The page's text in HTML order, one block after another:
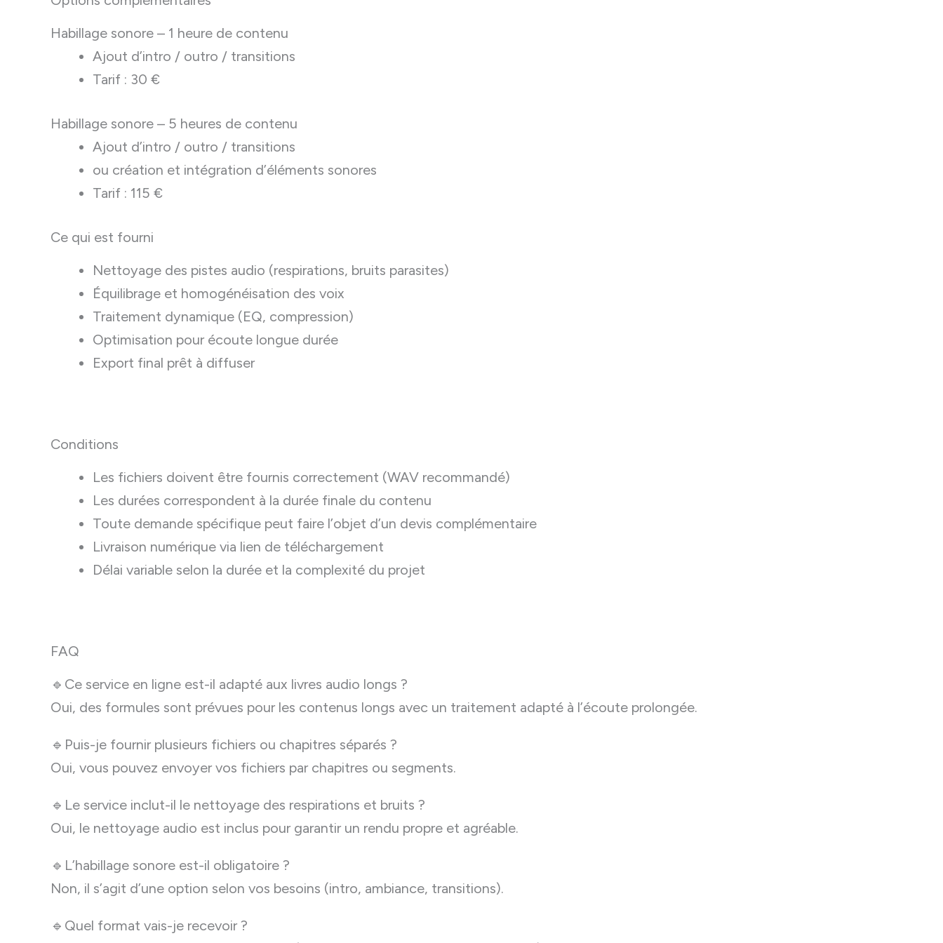
Habillage sonore – 1 heure de contenu
Ajout d’intro / outro / transitions
Tarif : 30 €
Habillage sonore – 5 heures de contenu
Ajout d’intro / outro / transitions
ou création et intégration d’éléments sonores
Tarif : 115 €
Ce qui est fourni
Nettoyage des pistes audio (respirations, bruits parasites)
Équilibrage et homogénéisation des voix
Traitement dynamique (EQ, compression)
Optimisation pour écoute longue durée
Export final prêt à diffuser
Conditions
Les fichiers doivent être fournis correctement (WAV recommandé)
Les durées correspondent à la durée finale du contenu
Toute demande spécifique peut faire l’objet d’un devis complémentaire
Livraison numérique via lien de téléchargement
Délai variable selon la durée et la complexité du projet
FAQ
🔹Ce service en ligne est-il adapté aux livres audio longs ?
Oui, des formules sont prévues pour les contenus longs avec un traitement adapté à l’écoute prolongée.
🔹Puis-je fournir plusieurs fichiers ou chapitres séparés ?
Oui, vous pouvez envoyer vos fichiers par chapitres ou segments.
🔹Le service inclut-il le nettoyage des respirations et bruits ?
Oui, le nettoyage audio est inclus pour garantir un rendu propre et agréable.
🔹L’habillage sonore est-il obligatoire ?
Non, il s’agit d’une option selon vos besoins (intro, ambiance, transitions).
🔹Quel format vais-je recevoir ?